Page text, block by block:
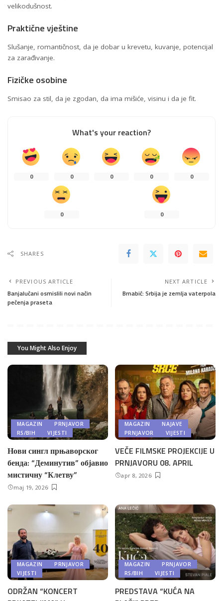
velikodušnost.
Praktične vještine
Slušanje, romantičnost, da je dobar u krevetu, kuvanje, potencijal
za zarađivanje.
Fizičke osobine
Smisao za stil, da je zgodan, da ima mišiće, visinu i da je fit.
What's your reaction?
0 0 0 0 0
0 0
SHARES
PREVIOUS ARTICLE
Banjalučani osmislili novi način
pečenja praseta
NEXT ARTICLE
Brnabić: Srbija je zemlja vaterpola
You Might Also Enjoy
MAGAZIN
PRNJAVOR
RS/BIH
VIJESTI
Нови сингл прњаворског
бенда: “Деминутив” објавио
мистичну “Клетву”
maj 19, 2026
MAGAZIN
NAJAVE
PRNJAVOR
VIJESTI
VEČE FILMSKE PROJEKCIJE U
PRNJAVORU 08. APRIL
apr 8, 2026
MAGAZIN
PRNJAVOR
VIJESTI
ODRŽAN “KONCERT
MAGAZIN
PRNJAVOR
RS/BIH
VIJESTI
PREDSTAVA “KUĆA NA